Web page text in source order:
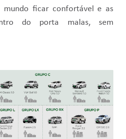
mundo ficar confortável e as
do porta malas, sem